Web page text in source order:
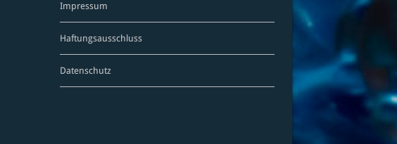
Impressum
Haftungsausschluss
Datenschutz